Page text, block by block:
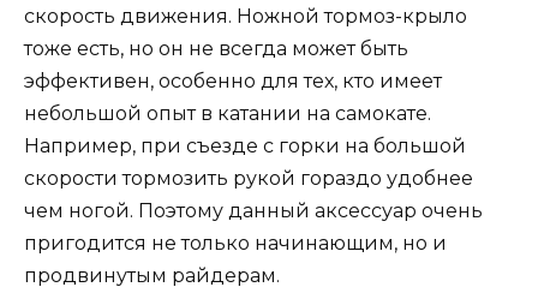
скорость движения. Ножной тормоз-крыло
тоже есть, но он не всегда может быть
эффективен, особенно для тех, кто имеет
небольшой опыт в катании на самокате.
Например, при съезде с горки на большой
скорости тормозить рукой гораздо удобнее
чем ногой. Поэтому данный аксессуар очень
пригодится не только начинающим, но и
продвинутым райдерам.